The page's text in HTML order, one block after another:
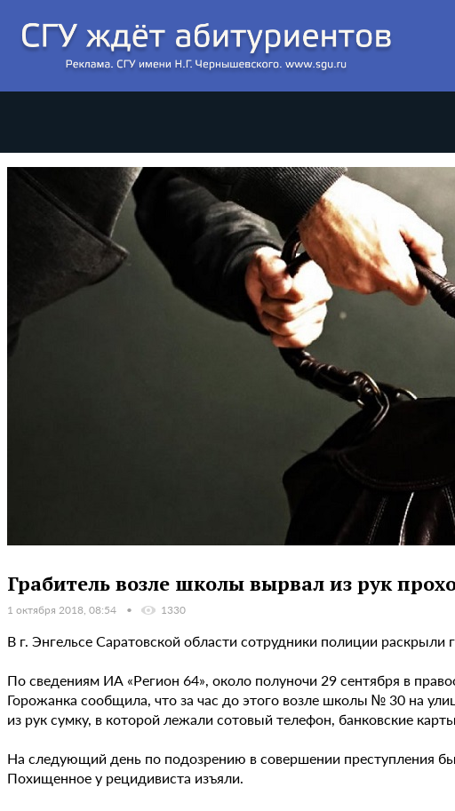
Грабитель возле школы вырвал из рук
1 октября 2018, 08:54 1330
В г. Энгельсе Саратовской области сотрудники полиции раскрыли
По сведениям ИА «Регион 64», около полуночи 29 сентября в
Горожанка сообщила, что за час до этого возле школы № 30 на
из рук сумку, в которой лежали сотовый телефон, банковские
На следующий день по подозрению в совершении преступления
Похищенное у рецидивиста изъяли.